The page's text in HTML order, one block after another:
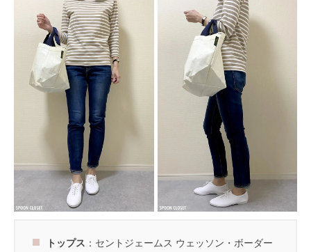
トップス ：セントジェームス ウェッソン・ボーダー